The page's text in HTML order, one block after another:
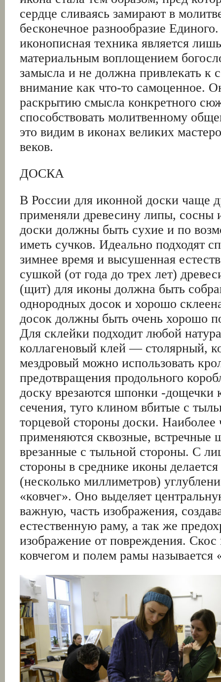
сердце сливаясь замирают в
бесконечное разнообразие
иконописная техника является лишь
материальным воплощением
замысла и не должна привлекать к
внимание как что-то самоценное.
раскрытию смысла конкретного
способствовать молитвенному
это видим в иконах великих
веков.
ДОСКА
В России для иконной доски чаще
применяли древесину липы, сосны
доски должны быть сухие и по
иметь сучков. Идеально подходят
зимнее время и высушенная
сушкой (от года до трех лет)
(щит) для иконы должна быть
однородных досок и хорошо
досок должны быть очень хорошо
Для склейки подходит любой
коллагеновый клей — столярный,
мездровый можно использовать
предотвращения продольного
доску врезаются шпонки -дощечки
сечения, туго клином вбитые с
торцевой стороны доски. Наиболее
применяются сквозные, встречные
врезанные с тыльной стороны. С
стороны в среднике иконы
(несколько миллиметров)
«ковчег». Оно выделяет
важную, часть изображения,
естественную раму, а так же
изображение от повреждения.
ковчегом и полем рамы называется